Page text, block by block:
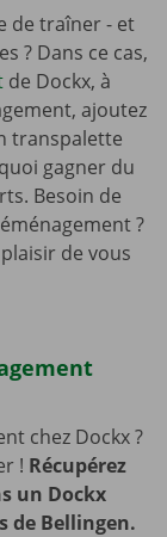
de traîner - et
? Dans ce cas,
de Dockx, à
ajoutez
transpalette
gagner du
Besoin de
?
de vous
chez Dockx ?
! Récupérez
un Dockx
de Bellingen.